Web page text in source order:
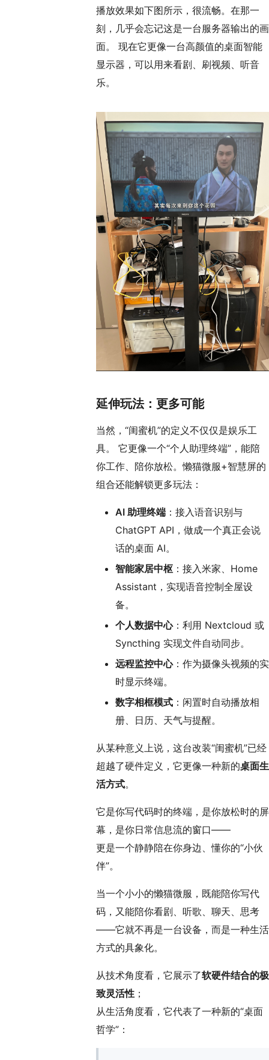
播放效果如下图所示，很流畅。在那一
刻，几乎会忘记这是一台服务器输出的画
面。 现在它更像一台高颜值的桌面智能
显示器，可以用来看剧、刷视频、听音
乐。
延伸玩法：更多可能
当然，“闺蜜机”的定义不仅仅是娱乐工
具。 它更像一个“个人助理终端”，能陪
你工作、陪你放松。懒猫微服+智慧屏的
组合还能解锁更多玩法：
AI 助理终端 ：接入语音识别与
ChatGPT API，做成一个真正会说
话的桌面 AI。
智能家居中枢 ：接入米家、Home
Assistant，实现语音控制全屋设
备。
个人数据中心：利用 Nextcloud 或
Syncthing 实现文件自动同步。
远程监控中心：作为摄像头视频的实
时显示终端。
数字相框模式 ：闲置时自动播放相
册、日历、天气与提醒。
从某种意义上说，这台改装“闺蜜机”已经
超越了硬件定义，它更像一种新的桌面生
活方式。
它是你写代码时的终端，是你放松时的屏
幕，是你日常信息流的窗口——
更是一个静静陪在你身边、懂你的“小伙
伴”。
当一个小小的懒猫微服，既能陪你写代
码，又能陪你看剧、听歌、聊天、思考
——它就不再是一台设备，而是一种生活
方式的具象化。
从技术角度看，它展示了软硬件结合的极
致灵活性 ；
从生活角度看，它代表了一种新的“桌面
哲学”：